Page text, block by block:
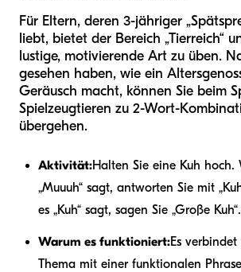
Für Eltern, deren 3-jähriger
liebt, bietet der Bereich „Tierreich“
lustige, motivierende Art zu üben.
gesehen haben, wie ein
Geräusch macht, können Sie beim
Spielzeugtieren zu 2-Wort-
übergehen.
Aktivität:Halten Sie eine Kuh hoch.
„Muuuh“ sagt, antworten Sie mit
es „Kuh“ sagt, sagen Sie „Große Kuh“.
Warum es funktioniert:Es
Thema mit einer funktionalen